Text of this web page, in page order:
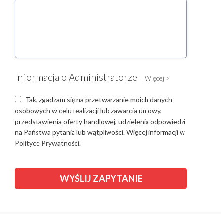
Informacja o Administratorze - Więcej >
Tak, zgadzam się na przetwarzanie moich danych
osobowych w celu realizacji lub zawarcia umowy,
przedstawienia oferty handlowej, udzielenia odpowiedzi
na Państwa pytania lub wątpliwości. Więcej informacji w
Polityce Prywatności.